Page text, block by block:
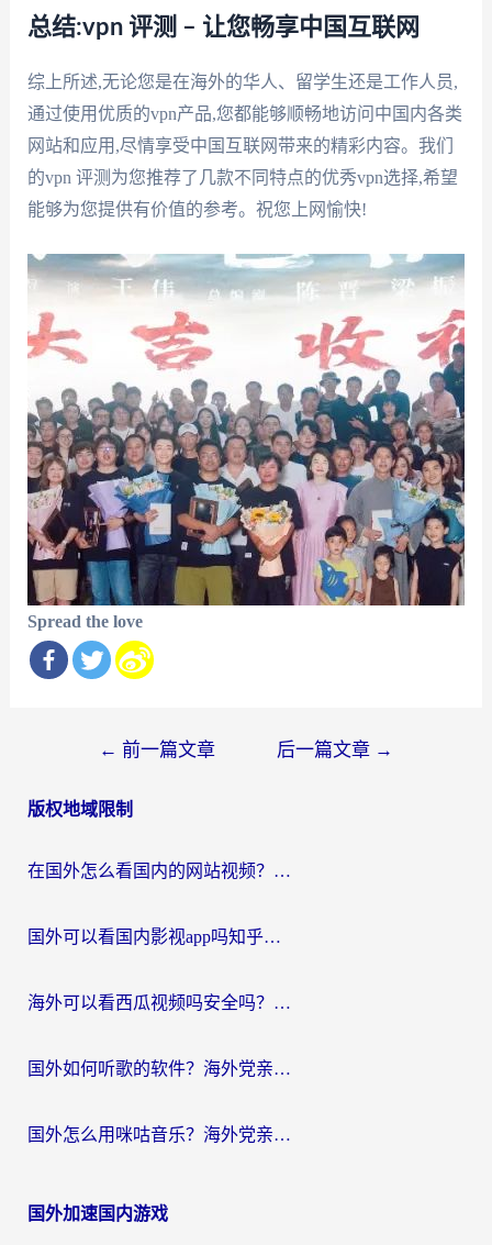
总结:vpn 评测 – 让您畅享中国互联网
综上所述,无论您是在海外的华人、留学生还是工作人员,
通过使用优质的vpn产品,您都能够顺畅地访问中国内各类
网站和应用,尽情享受中国互联网带来的精彩内容。我们
的vpn 评测为您推荐了几款不同特点的优秀vpn选择,希望
能够为您提供有价值的参考。祝您上网愉快!
Spread the love
导
← 前一篇文章 后一篇文章 →
版权地域限制
在国外怎么看国内的网站视频？别再踩坑！选对加速器秒回国内冲浪
国外可以看国内影视app吗知乎？留学生亲测有效的回国加速方案
海外可以看西瓜视频吗安全吗？留学生亲测：3步解决回国追剧难题，附靠谱加速器推荐
国外如何听歌的软件？海外党亲测有效的回国加速器指南
国外怎么用咪咕音乐？海外党亲测有效的听歌自由指南
国外加速国内游戏